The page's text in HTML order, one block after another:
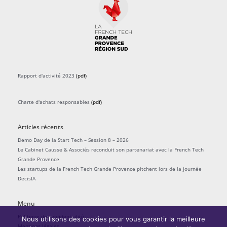
Rapport d'activité 2023 (pdf)
Charte d'achats responsables (pdf)
Articles récents
Demo Day de la Start Tech – Session 8 – 2026
Le Cabinet Causse & Associés reconduit son partenariat avec la French Tech
Grande Provence
Les startups de la French Tech Grande Provence pitchent lors de la journée
DecisIA
Menu
Politique de confidentialité
Nous utilisons des cookies pour vous garantir la meilleure